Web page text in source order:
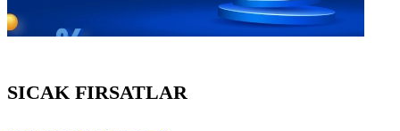
SICAK FIRSATLAR